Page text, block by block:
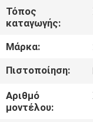
ΣΧΕΤΙΚΆ
ΜΕ
ΕΜΆΣ
ΕΠΙΣΚΕΨΉ
Τόπος
καταγωγής:
Μάρκα:
Πιστοποίηση:
Αριθμό
μοντέλου: